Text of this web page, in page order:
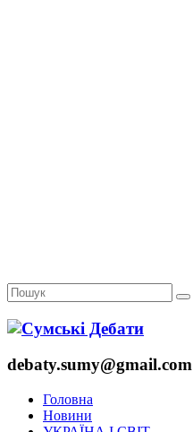
debaty.sumy@gmail.com
Головна
Новини